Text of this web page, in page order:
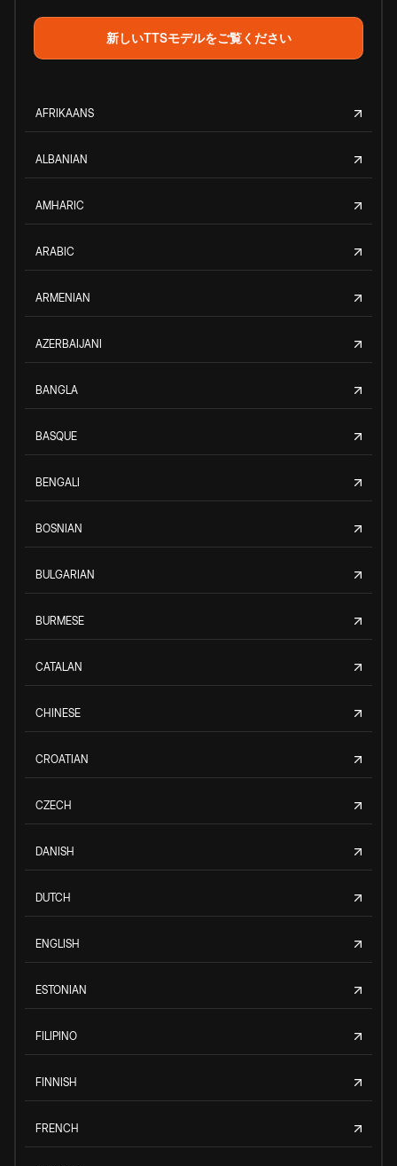
新しいTTSモデルをご覧ください
AFRIKAANS
ALBANIAN
AMHARIC
ARABIC
ARMENIAN
AZERBAIJANI
BANGLA
BASQUE
BENGALI
BOSNIAN
BULGARIAN
BURMESE
CATALAN
CHINESE
CROATIAN
CZECH
DANISH
DUTCH
ENGLISH
ESTONIAN
FILIPINO
FINNISH
FRENCH